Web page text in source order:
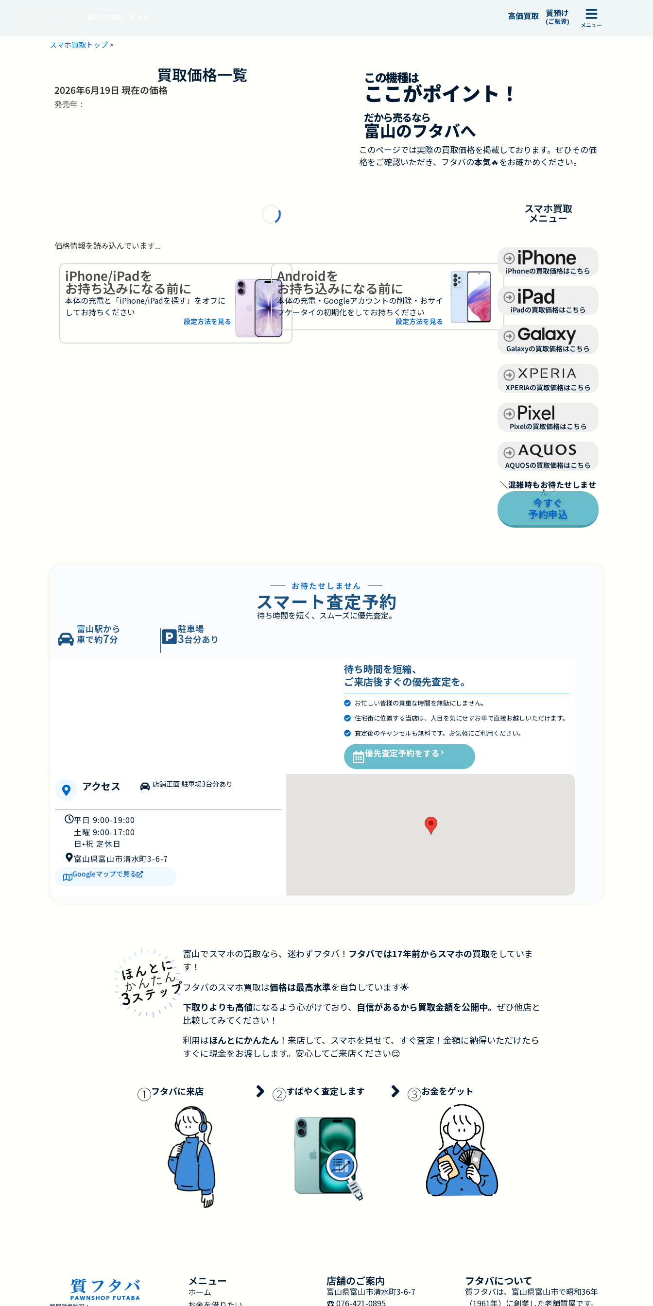
高価買取 質預け
(ご融資) メニュー
スマホ買取トップ>
買取価格一覧
2026年6月19日 現在の価格
発売年：
この機種は
ここがポイント！
だから売るなら
富山のフタバへ
このページでは実際の買取価格を掲載しております。ぜひその価
格をご確認いただき、フタバの本気🔥をお確かめください。
価格情報を読み込んでいます...
iPhone/iPadを
お持ち込みになる前に
本体の充電と「iPhone/iPadを探す」をオフに
してお持ちください
設定方法を見る
Androidを
お持ち込みになる前に
本体の充電・Googleアカウントの削除・おサイ
フケータイの初期化をしてお持ちください
設定方法を見る
スマホ買取
メニュー
iPhoneの買取価格はこちら
iPadの買取価格はこちら
Galaxyの買取価格はこちら
XPERIAの買取価格はこちら
Pixelの買取価格はこちら
AQUOSの買取価格はこちら
＼混雑時もお待たせしませ
ん／
今すぐ
予約申込
お待たせしません
スマート査定予約
待ち時間を短く、スムーズに優先査定。
富山駅から
車で約7分
駐車場
3台分あり
待ち時間を短縮、
ご来店後すぐの優先査定を。
お忙しい皆様の貴重な時間を無駄にしません。
住宅街に位置する当店は、人目を気にせずお車で直接お越しいただけます。
査定後のキャンセルも無料です。お気軽にご利用ください。
優先査定予約をする
アクセス 店舗正面 駐車場3台分あり
平日 9:00-19:00
土曜 9:00-17:00
日•祝 定休日
富山県富山市清水町3-6-7
Googleマップで見る
富山でスマホの買取なら、迷わずフタバ！ フタバでは17年前からスマホの買取をしていま
す！
フタバのスマホ買取は価格は最高水準を自負しています🌟
下取りよりも高値になるよう心がけており、 自信があるから買取金額を公開中。 ぜひ他店と
比較してみてください！
利用はほんとにかんたん ！来店して、スマホを見せて、すぐ査定！金額に納得いただけたら
すぐに現金をお渡しします。安心してご来店ください😌
①フタバに来店 ②すばやく査定します ③お金をゲット
メニュー
ホーム
店舗のご案内
富山県富山市清水町3-6-7
☎︎ 076-421-0895
フタバについて
質フタバは、富山県富山市で昭和36年
（1961年）に創業した老舗質屋です。